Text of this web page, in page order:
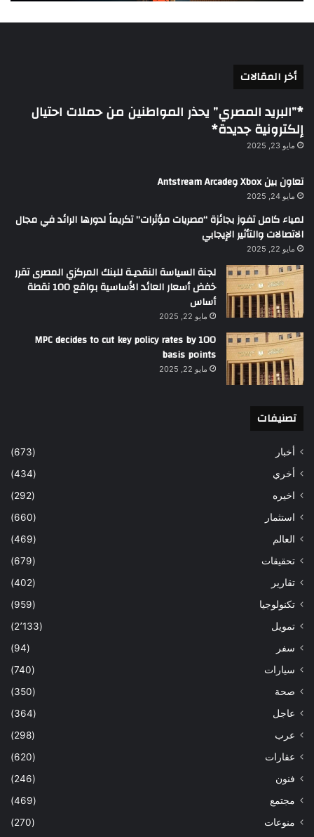
أخر المقالات
*”البريد المصري” يحذر المواطنين من حملات احتيال
إلكترونية جديدة*
مايو 23, 2025
تعاون بين Xbox وAntstream Arcade
مايو 24, 2025
لمياء كامل تفوز بجائزة “مصريات مؤثرات” تكريماً لدورها الرائد في مجال
الاتصالات والتأثير الإيجابي
مايو 22, 2025
لجنة السياسة النقديـة للبنك المركزي المصرى تقرر
خفض أسعار العائد الأساسية بواقع 100 نقطة
أساس
مايو 22, 2025
MPC decides to cut key policy rates by 100
basis points
مايو 22, 2025
تصنيفات
أخبار
(673)
أخري
(434)
اخيره
(292)
استثمار
(660)
العالم
(469)
تحقيقات
(679)
تقارير
(402)
تكنولوجيا
(959)
تمويل
(2٬133)
سفر
(94)
سيارات
(740)
صحة
(350)
عاجل
(364)
عرب
(298)
عقارات
(620)
فنون
(246)
مجتمع
(469)
منوعات
(270)